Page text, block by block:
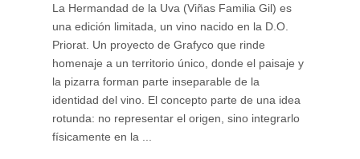
La Hermandad de la Uva (Viñas Familia Gil) es
una edición limitada, un vino nacido en la D.O.
Priorat. Un proyecto de Grafyco que rinde
homenaje a un territorio único, donde el paisaje y
la pizarra forman parte inseparable de la
identidad del vino. El concepto parte de una idea
rotunda: no representar el origen, sino integrarlo
físicamente en la ...